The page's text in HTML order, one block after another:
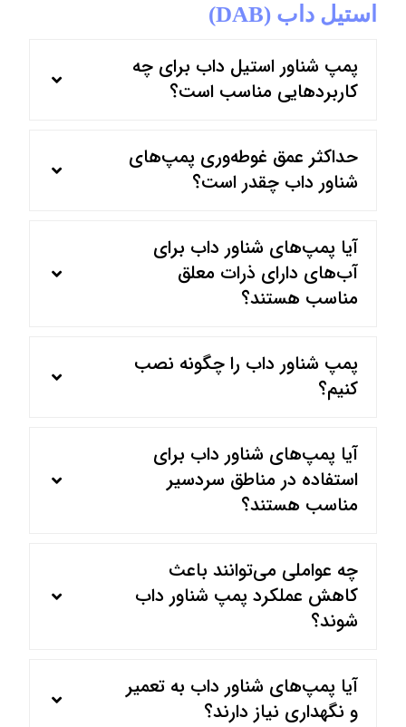
استیل داب (DAB)
پمپ شناور استیل داب برای چه
کاربردهایی مناسب است؟
حداکثر عمق غوطه‌وری پمپ‌های
شناور داب چقدر است؟
آیا پمپ‌های شناور داب برای
آب‌های دارای ذرات معلق
مناسب هستند؟
پمپ شناور داب را چگونه نصب
کنیم؟
آیا پمپ‌های شناور داب برای
استفاده در مناطق سردسیر
مناسب هستند؟
چه عواملی می‌توانند باعث
کاهش عملکرد پمپ شناور داب
شوند؟
آیا پمپ‌های شناور داب به تعمیر
و نگهداری نیاز دارند؟